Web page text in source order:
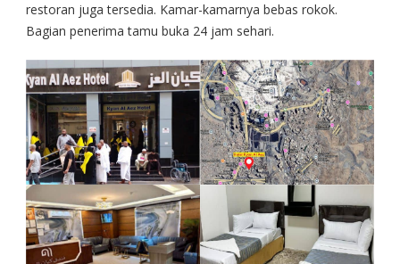
restoran juga tersedia. Kamar-kamarnya bebas rokok.
Bagian penerima tamu buka 24 jam sehari.